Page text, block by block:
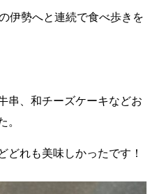
伊勢へと連続で食べ歩きを
串、和チーズケーキなどお
。
どれも美味しかったです！